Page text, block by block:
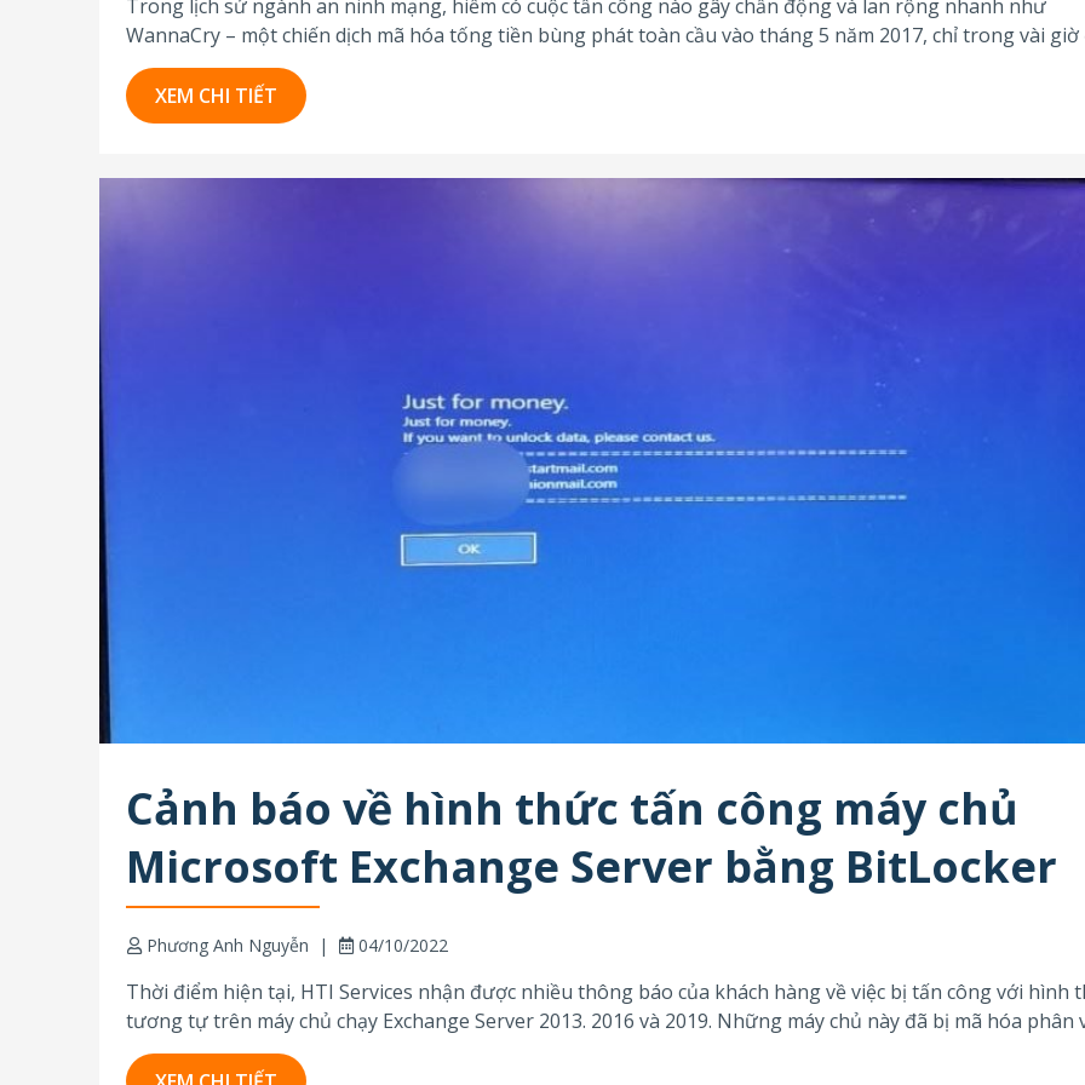
Trong lịch sử ngành an ninh mạng, hiếm có cuộc tấn công nào gây chấn động và lan rộng nhanh như
WannaCry – một chiến dịch mã hóa tống tiền bùng phát toàn cầu vào tháng 5 năm 2017, chỉ trong vài giờ
làm tê liệt hàng trăm...
XEM CHI TIẾT
Cảnh báo về hình thức tấn công máy chủ
Microsoft Exchange Server bằng BitLocker
Phương Anh Nguyễn 04/10/2022
Thời điểm hiện tại, HTI Services nhận được nhiều thông báo của khách hàng về việc bị tấn công với hình
tương tự trên máy chủ chạy Exchange Server 2013. 2016 và 2019. Những máy chủ này đã bị mã hóa phân
chứa dữ liệu cùng với...